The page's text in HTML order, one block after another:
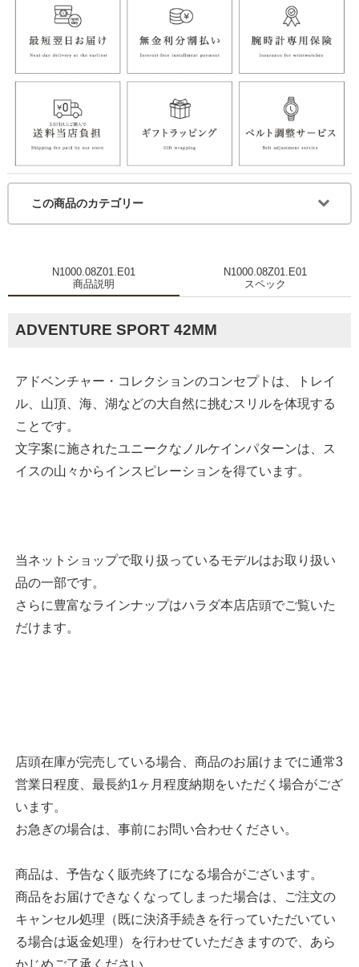
この商品のカテゴリー
N1000.08Z01.E01
商品説明
N1000.08Z01.E01
スペック
ADVENTURE SPORT 42MM
アドベンチャー・コレクションのコンセプトは、トレイ
ル、山頂、海、湖などの大自然に挑むスリルを体現する
ことです。
文字案に施されたユニークなノルケインパターンは、ス
イスの山々からインスピレーションを得ています。
当ネットショップで取り扱っているモデルはお取り扱い
品の一部です。
さらに豊富なラインナップはハラダ本店店頭でご覧いた
だけます。
店頭在庫が完売している場合、商品のお届けまでに通常3
営業日程度、最長約1ヶ月程度納期をいただく場合がござ
います。
お急ぎの場合は、事前にお問い合わせください。
商品は、予告なく販売終了になる場合がございます。
商品をお届けできなくなってしまった場合は、ご注文の
キャンセル処理（既に決済手続きを行っていただいてい
る場合は返金処理）を行わせていただきますので、あら